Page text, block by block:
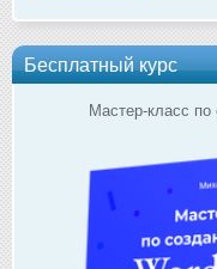
Бесплатный курс
Мастер-класс